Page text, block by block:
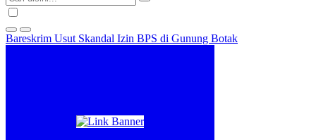
Bareskrim Usut Skandal Izin BPS di Gunung Botak